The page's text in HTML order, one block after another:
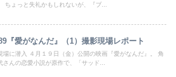
ちょっと失礼かもしれないが、『ブ...
『愛がなんだ』（1）撮影現場レポート
場に潜入 ４月１９日（金）公開の映画『愛がなんだ』。 角
さんの恋愛小説が原作で、「サッド...